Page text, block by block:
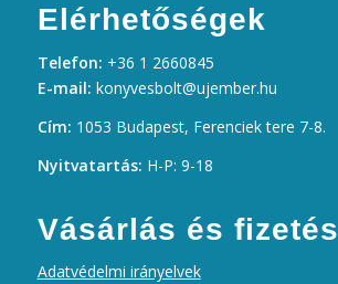
Elérhetőségek
Telefon: +36 1 2660845
E-mail: konyvesbolt@ujember.hu
Cím: 1053 Budapest, Ferenciek tere 7-8.
Nyitvatartás: H-P: 9-18
Vásárlás és fizetés
Adatvédelmi irányelvek